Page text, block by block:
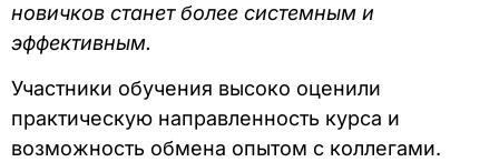
новичков станет более системным и
эффективным.
Участники обучения высоко оценили
практическую направленность курса и
возможность обмена опытом с коллегами.